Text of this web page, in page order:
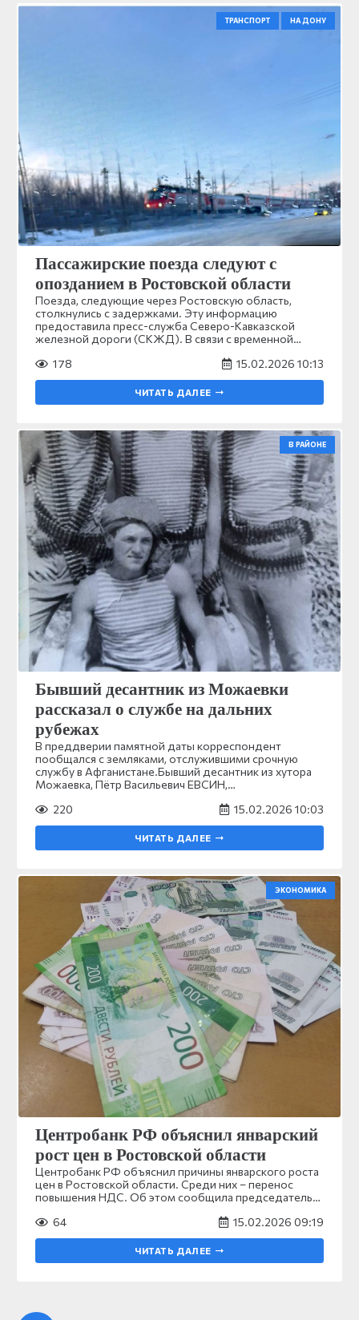
ТРАНСПОРТ НА ДОНУ
Пассажирские поезда следуют с
опозданием в Ростовской области
Поезда, следующие через Ростовскую область,
столкнулись с задержками. Эту информацию
предоставила пресс-служба Северо-Кавказской
железной дороги (СКЖД). В связи с временной…
178
15.02.2026 10:13
ЧИТАТЬ ДАЛЕЕ
В РАЙОНЕ
Бывший десантник из Можаевки
рассказал о службе на дальних
рубежах
В преддверии памятной даты корреспондент
пообщался с земляками, отслужившими срочную
службу в Афганистане.Бывший десантник из хутора
Можаевка, Пётр Васильевич ЕВСИН,…
220
15.02.2026 10:03
ЧИТАТЬ ДАЛЕЕ
ЭКОНОМИКА
Центробанк РФ объяснил январский
рост цен в Ростовской области
Центробанк РФ объяснил причины январского роста
цен в Ростовской области. Среди них – перенос
повышения НДС. Об этом сообщила председатель…
64
15.02.2026 09:19
ЧИТАТЬ ДАЛЕЕ